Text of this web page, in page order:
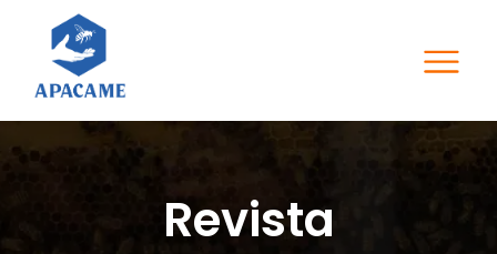
Revista